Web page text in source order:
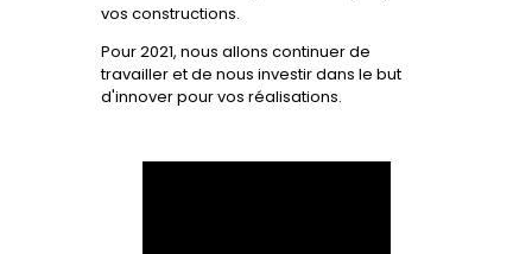
vos constructions.
Pour 2021, nous allons continuer de
travailler et de nous investir dans le but
d'innover pour vos réalisations.